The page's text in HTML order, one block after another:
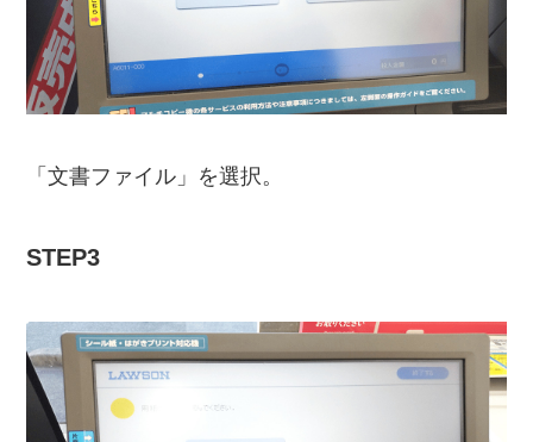
「文書ファイル」を選択。
STEP3